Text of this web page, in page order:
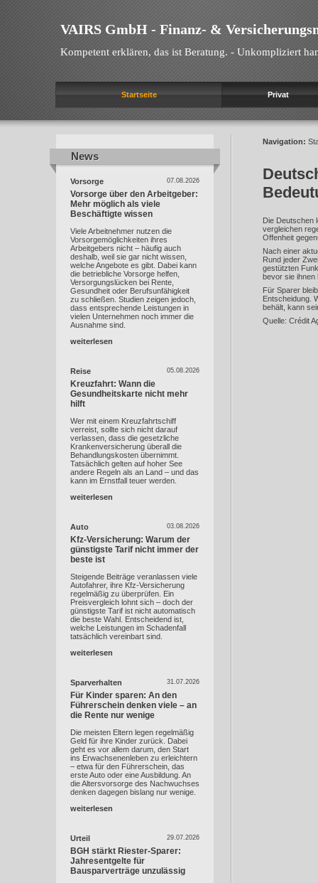
VAIRS GmbH - Finanz- &
Kompetent erklären, das ist Beratung. - Unkompliziert
Startseite Privat
News
News
07.08.2026
Vorsorge
Vorsorge über den Arbeitgeber:
Mehr möglich als viele
Beschäftigte wissen
Viele Arbeitnehmer nutzen die
Vorsorgemöglichkeiten ihres
Arbeitgebers nicht – häufig auch
deshalb, weil sie gar nicht wissen,
welche Angebote es gibt. Dabei kann
die betriebliche Vorsorge helfen,
Versorgungslücken bei Rente,
Gesundheit oder Berufsunfähigkeit
zu schließen. Studien zeigen jedoch,
dass entsprechende Leistungen in
vielen Unternehmen noch immer die
Ausnahme sind.
weiterlesen
05.08.2026
Reise
Kreuzfahrt: Wann die
Gesundheitskarte nicht mehr
hilft
Wer mit einem Kreuzfahrtschiff
verreist, sollte sich nicht darauf
verlassen, dass die gesetzliche
Krankenversicherung überall die
Behandlungskosten übernimmt.
Tatsächlich gelten auf hoher See
andere Regeln als an Land – und das
kann im Ernstfall teuer werden.
weiterlesen
03.08.2026
Auto
Kfz-Versicherung: Warum der
günstigste Tarif nicht immer der
beste ist
Steigende Beiträge veranlassen viele
Autofahrer, ihre Kfz-Versicherung
regelmäßig zu überprüfen. Ein
Preisvergleich lohnt sich – doch der
günstigste Tarif ist nicht automatisch
die beste Wahl. Entscheidend ist,
welche Leistungen im Schadenfall
tatsächlich vereinbart sind.
weiterlesen
31.07.2026
Sparverhalten
Für Kinder sparen: An den
Führerschein denken viele – an
die Rente nur wenige
Die meisten Eltern legen regelmäßig
Geld für ihre Kinder zurück. Dabei
geht es vor allem darum, den Start
ins Erwachsenenleben zu erleichtern
– etwa für den Führerschein, das
erste Auto oder eine Ausbildung. An
die Altersvorsorge des Nachwuchses
denken dagegen bislang nur wenige.
weiterlesen
29.07.2026
Urteil
BGH stärkt Riester-Sparer:
Jahresentgelte für
Bausparverträge unzulässig
Navigation:
Die Deutschen
vergleichen
Offenheit
Nach einer
Rund jeder
gestützten
bevor sie ihnen
Für Sparer
Entscheidung.
behält, kann
Quelle: Crédit